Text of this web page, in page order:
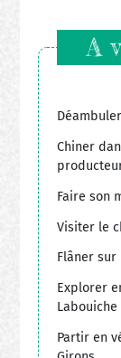
A
Chiner
Faire son
Visiter le
Flâner sur
Explorer
Labouiche
Partir en